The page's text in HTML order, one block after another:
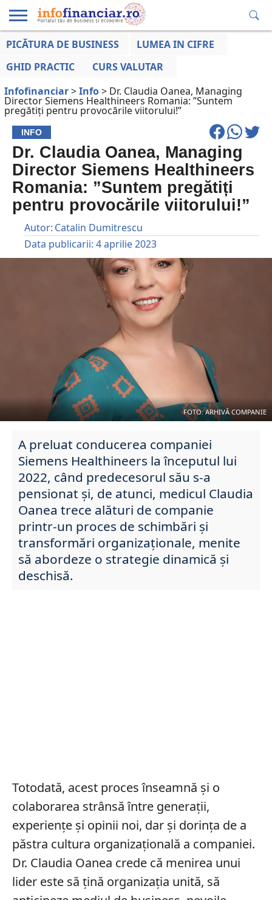
EDUCAȚIE
LA ZI
AFACERILOR
PICĂTURA DE BUSINESS
LUMEA IN CIFRE
GHID PRACTIC
CURS VALUTAR
Infofinanciar>Info> Dr. Claudia Oanea, Managing
Director Siemens Healthineers Romania: ”Suntem
pregătiți pentru provocările viitorului!”
INFO
Dr. Claudia Oanea, Managing
Director Siemens Healthineers
Romania: ”Suntem pregătiți
pentru provocările viitorului!”
Autor: Catalin Dumitrescu
Data publicarii: 4 aprilie 2023
FOTO: ARHIVĂ COMPANIE
A preluat conducerea companiei
Siemens Healthineers la începutul lui
2022, când predecesorul său s-a
pensionat și, de atunci, medicul Claudia
Oanea trece alături de companie
printr-un proces de schimbări și
transformări organizaționale, menite
să abordeze o strategie dinamică și
deschisă.
Totodată, acest proces înseamnă și o
colaborarea strânsă între generații,
experiențe și opinii noi, dar și dorința de a
păstra cultura organizațională a companiei.
Dr. Claudia Oanea crede că menirea unui
lider este să țină organizația unită, să